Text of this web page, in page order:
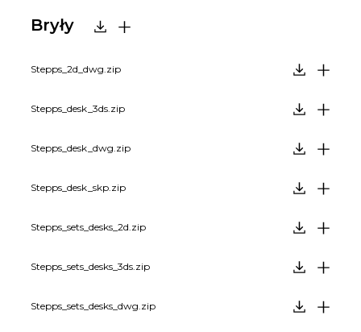
Bryły
Stepps_2d_dwg.zip
Stepps_desk_3ds.zip
Stepps_desk_dwg.zip
Stepps_desk_skp.zip
Stepps_sets_desks_2d.zip
Stepps_sets_desks_3ds.zip
Stepps_sets_desks_dwg.zip